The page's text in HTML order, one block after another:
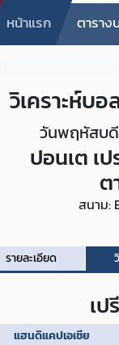
หน้าแรก ตาราง
วิเคราะห์บ
วันพฤหัสบดี
ปอนเต เป
ต
สนาม:
รายละเอียด
เ
แฮนดิแคปเอเชีย